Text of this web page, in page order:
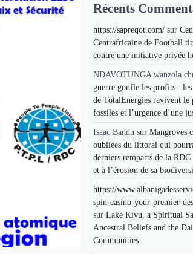
Récents
https://sapreqot.com/ sur
Centrafricaine de Football
contre une initiative privée
NDAVOTUNGA wanzola
guerre gonfle les profits :
de TotalEnergies ravivent le
fossiles et l’urgence d’une
Isaac Bandu sur Mangroves
oubliées du littoral qui
derniers remparts de la
et à l’érosion de sa
https://
spin-casino-your-premier-
sur Lake Kivu, a Spiritual
Ancestral Beliefs and the
Communities